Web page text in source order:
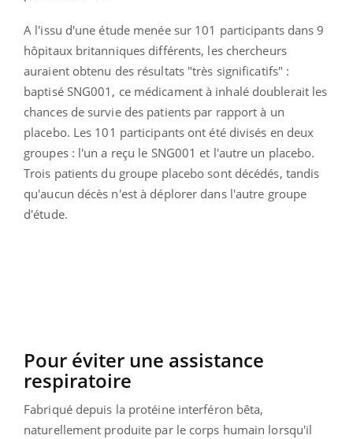
A l'issu d'une étude menée sur 101 participants dans 9
hôpitaux britanniques différents, les chercheurs
auraient obtenu des résultats "très significatifs" :
baptisé SNG001, ce médicament à inhalé doublerait les
chances de survie des patients par rapport à un
placebo. Les 101 participants ont été divisés en deux
groupes : l'un a reçu le SNG001 et l'autre un placebo.
Trois patients du groupe placebo sont décédés, tandis
qu'aucun décès n'est à déplorer dans l'autre groupe
d'étude.
Pour éviter une assistance
respiratoire
Fabriqué depuis la protéine interféron bêta,
naturellement produite par le corps humain lorsqu'il